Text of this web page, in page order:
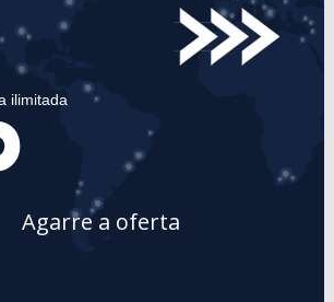
ilimitada
Agarre a oferta